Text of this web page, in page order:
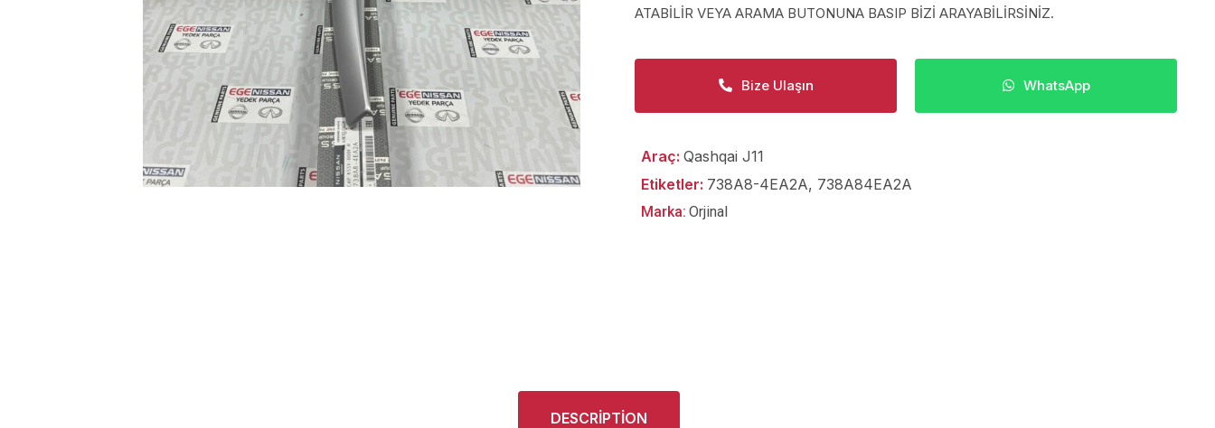
ATABİLİR VEYA ARAMA BUTONUNA BASIP BİZİ ARAYABİLİRSİNİZ.
Bize Ulaşın WhatsApp
Araç: Qashqai J11
Etiketler: 738A8-4EA2A, 738A84EA2A
Marka: Orjinal
DESCRIPTION